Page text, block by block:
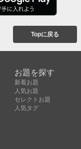
Topに戻る
お題を探す
新着お題
人気お題
セレクトお題
人気タグ